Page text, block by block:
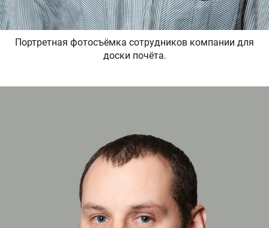
Портретная фотосъёмка сотрудников компании для
доски почёта.